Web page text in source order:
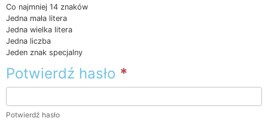
Co najmniej 14 znaków
Jedna mała litera
Jedna wielka litera
Jedna liczba
Jeden znak specjalny
Potwierdź hasło *
Potwierdź hasło